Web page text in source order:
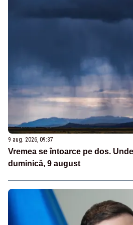
9 aug. 2026, 09:37
Vremea se întoarce pe dos.
duminică, 9 august